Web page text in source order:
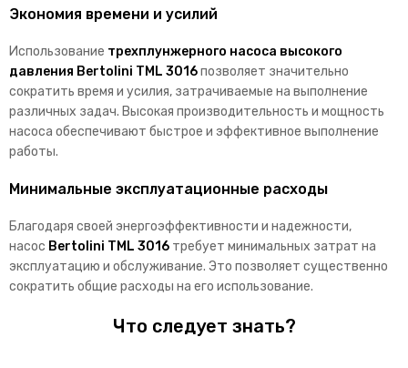
Экономия времени и усилий
Использование трехплунжерного насоса высокого
давления Bertolini TML 3016позволяет значительно
сократить время и усилия, затрачиваемые на выполнение
различных задач. Высокая производительность и мощность
насоса обеспечивают быстрое и эффективное выполнение
работы.
Минимальные эксплуатационные расходы
Благодаря своей энергоэффективности и надежности,
насос Bertolini TML 3016 требует минимальных затрат на
эксплуатацию и обслуживание. Это позволяет существенно
сократить общие расходы на его использование.
Что следует знать?